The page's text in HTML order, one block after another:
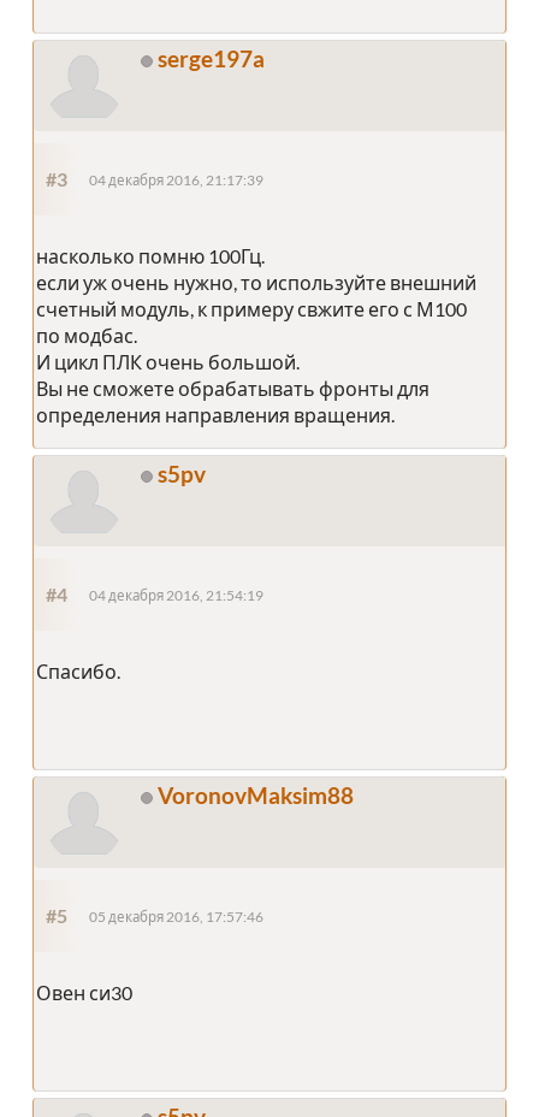
serge197a
#3 04 декабря 2016, 21:17:39
насколько помню 100Гц.
если уж очень нужно, то используйте внешний
счетный модуль, к примеру свжите его с М100
по модбас.
И цикл ПЛК очень большой.
Вы не сможете обрабатывать фронты для
определения направления вращения.
s5pv
#4 04 декабря 2016, 21:54:19
Спасибо.
VoronovMaksim88
#5 05 декабря 2016, 17:57:46
Овен си30